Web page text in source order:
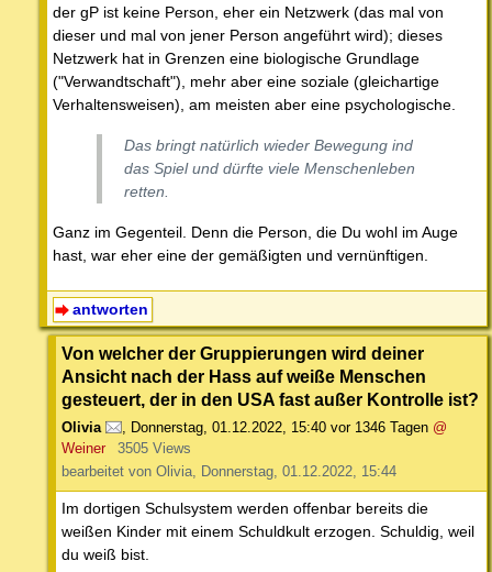
der gP ist keine Person, eher ein Netzwerk (das mal von
dieser und mal von jener Person angeführt wird); dieses
Netzwerk hat in Grenzen eine biologische Grundlage
("Verwandtschaft"), mehr aber eine soziale (gleichartige
Verhaltensweisen), am meisten aber eine psychologische.
Das bringt natürlich wieder Bewegung ind
das Spiel und dürfte viele Menschenleben
retten.
Ganz im Gegenteil. Denn die Person, die Du wohl im Auge
hast, war eher eine der gemäßigten und vernünftigen.
antworten
Von welcher der Gruppierungen wird deiner
Ansicht nach der Hass auf weiße Menschen
gesteuert, der in den USA fast außer Kontrolle ist?
Olivia , Donnerstag, 01.12.2022, 15:40 vor 1346 Tagen @
Weiner
3505 Views
bearbeitet von Olivia, Donnerstag, 01.12.2022, 15:44
Im dortigen Schulsystem werden offenbar bereits die
weißen Kinder mit einem Schuldkult erzogen. Schuldig, weil
du weiß bist.